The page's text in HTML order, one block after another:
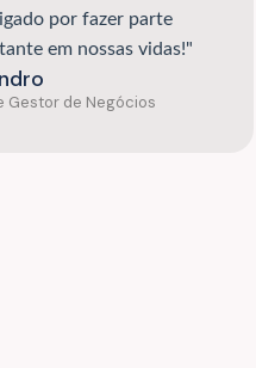
Gestor de Negócios
por fazer parte
em nossas vidas!"